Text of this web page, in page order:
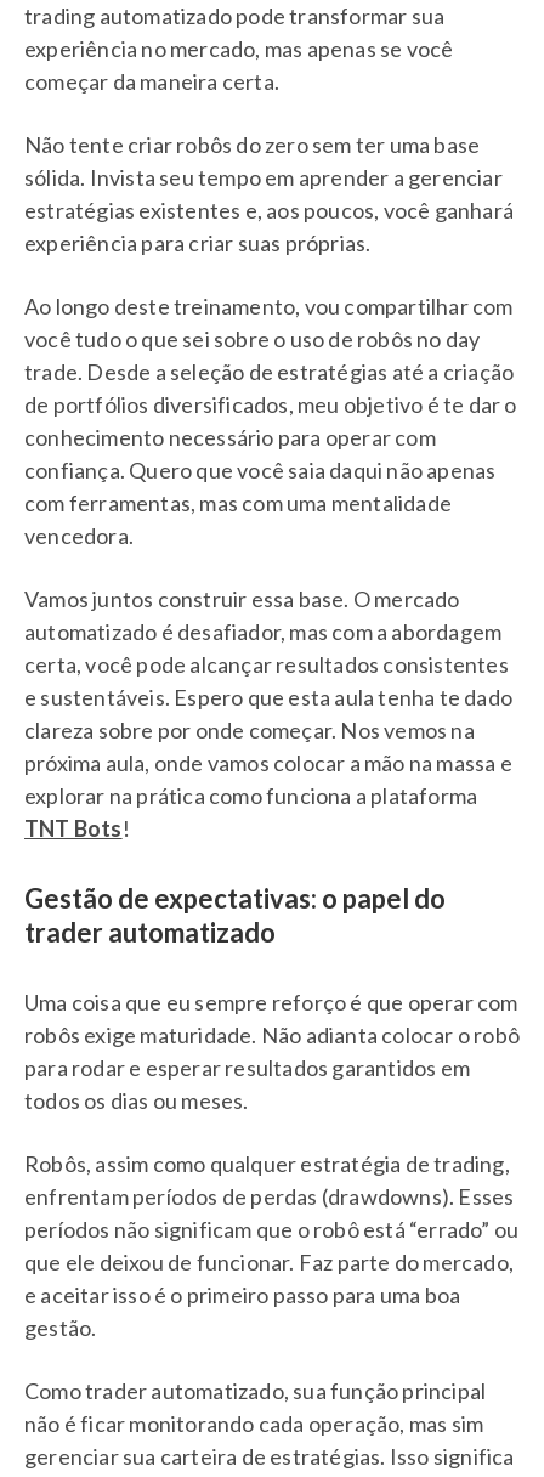
trading automatizado pode transformar sua
experiência no mercado, mas apenas se você
começar da maneira certa.
Não tente criar robôs do zero sem ter uma base
sólida. Invista seu tempo em aprender a gerenciar
estratégias existentes e, aos poucos, você ganhará
experiência para criar suas próprias.
Ao longo deste treinamento, vou compartilhar com
você tudo o que sei sobre o uso de robôs no day
trade. Desde a seleção de estratégias até a criação
de portfólios diversificados, meu objetivo é te dar o
conhecimento necessário para operar com
confiança. Quero que você saia daqui não apenas
com ferramentas, mas com uma mentalidade
vencedora.
Vamos juntos construir essa base. O mercado
automatizado é desafiador, mas com a abordagem
certa, você pode alcançar resultados consistentes
e sustentáveis. Espero que esta aula tenha te dado
clareza sobre por onde começar. Nos vemos na
próxima aula, onde vamos colocar a mão na massa e
explorar na prática como funciona a plataforma
TNT Bots!
Gestão de expectativas: o papel do
trader automatizado
Uma coisa que eu sempre reforço é que operar com
robôs exige maturidade. Não adianta colocar o robô
para rodar e esperar resultados garantidos em
todos os dias ou meses.
Robôs, assim como qualquer estratégia de trading,
enfrentam períodos de perdas (drawdowns). Esses
períodos não significam que o robô está “errado” ou
que ele deixou de funcionar. Faz parte do mercado,
e aceitar isso é o primeiro passo para uma boa
gestão.
Como trader automatizado, sua função principal
não é ficar monitorando cada operação, mas sim
gerenciar sua carteira de estratégias. Isso significa